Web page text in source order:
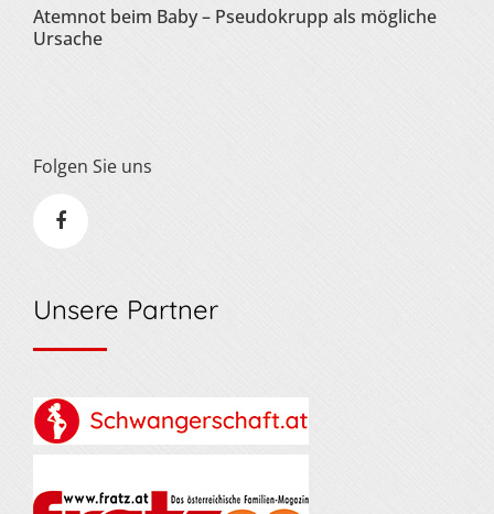
Atemnot beim Baby – Pseudokrupp als mögliche
Ursache
Folgen Sie uns
Unsere Partner